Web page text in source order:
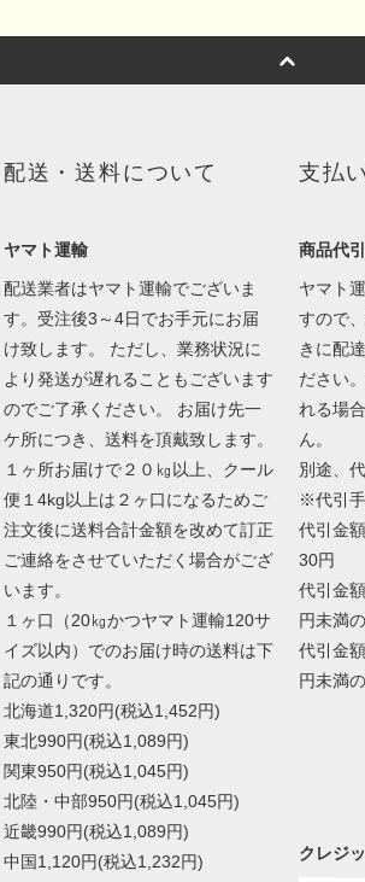
配送・送料について
ヤマト運輸
配送業者はヤマト運輸でございま
す。受注後3～4日でお手元にお届
け致します。 ただし、業務状況に
より発送が遅れることもございます
のでご了承ください。 お届け先一
ケ所につき、送料を頂戴致します。
１ヶ所お届けで２０㎏以上、クール
便１4kg以上は２ヶ口になるためご
注文後に送料合計金額を改めて訂正
ご連絡をさせていただく場合がござ
います。
１ヶ口（20㎏かつヤマト運輸120サ
イズ以内）でのお届け時の送料は下
記の通りです。
北海道1,320円(税込1,452円)
東北990円(税込1,089円)
関東950円(税込1,045円)
北陸・中部950円(税込1,045円)
近畿990円(税込1,089円)
中国1,120円(税込1,232円)
支払
商品代
ヤマト
すので
きに配
ださい
れる場
ん。
別途、
※代引
代引金
30円
代引金
円未満
代引金
円未満
クレジ